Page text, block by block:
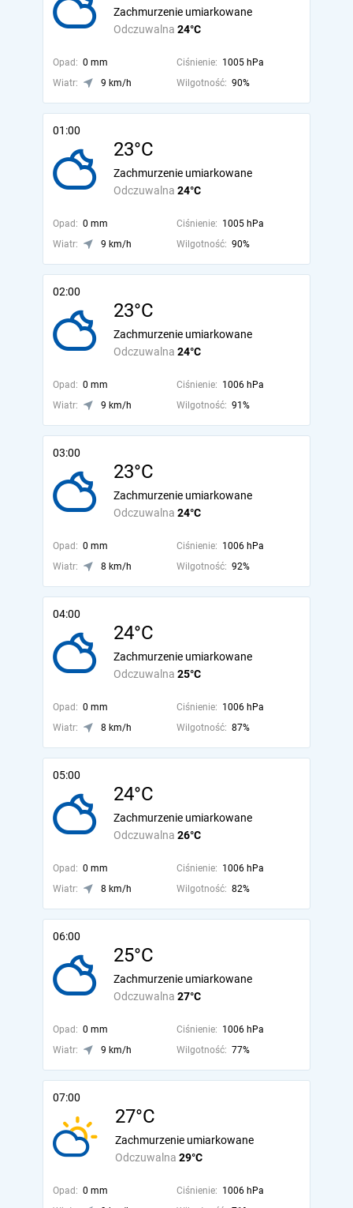
Odczuwalna 24°C
Zachmurzenie umiarkowane
Opad: 0 mm Ciśnienie: 1005 hPa
Wiatr:
9 km/h Wilgotność: 90%
01:00
23°C
Odczuwalna 24°C
Zachmurzenie umiarkowane
Opad: 0 mm Ciśnienie: 1005 hPa
Wiatr:
9 km/h Wilgotność: 90%
02:00
23°C
Odczuwalna 24°C
Zachmurzenie umiarkowane
Opad: 0 mm Ciśnienie: 1006 hPa
Wiatr:
9 km/h Wilgotność: 91%
03:00
23°C
Odczuwalna 24°C
Zachmurzenie umiarkowane
Opad: 0 mm Ciśnienie: 1006 hPa
Wiatr:
8 km/h Wilgotność: 92%
04:00
24°C
Odczuwalna 25°C
Zachmurzenie umiarkowane
Opad: 0 mm Ciśnienie: 1006 hPa
Wiatr:
8 km/h Wilgotność: 87%
05:00
24°C
Odczuwalna 26°C
Zachmurzenie umiarkowane
Opad: 0 mm Ciśnienie: 1006 hPa
Wiatr:
8 km/h Wilgotność: 82%
06:00
25°C
Odczuwalna 27°C
Zachmurzenie umiarkowane
Opad: 0 mm Ciśnienie: 1006 hPa
Wiatr:
9 km/h Wilgotność: 77%
07:00
27°C
Odczuwalna 29°C
Zachmurzenie umiarkowane
Opad: 0 mm Ciśnienie: 1006 hPa